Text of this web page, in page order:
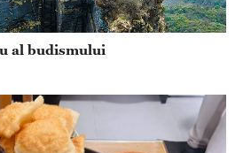
al budismului